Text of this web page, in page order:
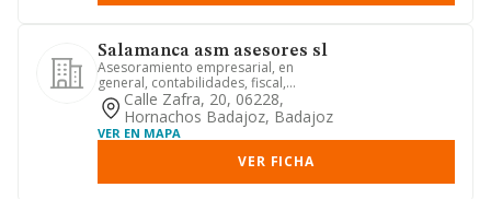
Salamanca asm asesores sl
Asesoramiento empresarial, en
general, contabilidades, fiscal,
auditorias y juridico.
Calle Zafra, 20, 06228,
Hornachos Badajoz, Badajoz
VER EN MAPA
VER FICHA